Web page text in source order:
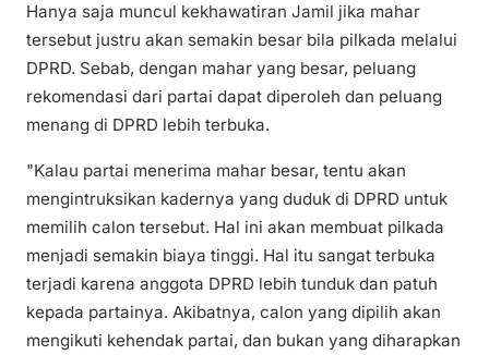
Hanya saja muncul kekhawatiran Jamil jika mahar
tersebut justru akan semakin besar bila pilkada melalui
DPRD. Sebab, dengan mahar yang besar, peluang
rekomendasi dari partai dapat diperoleh dan peluang
menang di DPRD lebih terbuka.
"Kalau partai menerima mahar besar, tentu akan
mengintruksikan kadernya yang duduk di DPRD untuk
memilih calon tersebut. Hal ini akan membuat pilkada
menjadi semakin biaya tinggi. Hal itu sangat terbuka
terjadi karena anggota DPRD lebih tunduk dan patuh
kepada partainya. Akibatnya, calon yang dipilih akan
mengikuti kehendak partai, dan bukan yang diharapkan